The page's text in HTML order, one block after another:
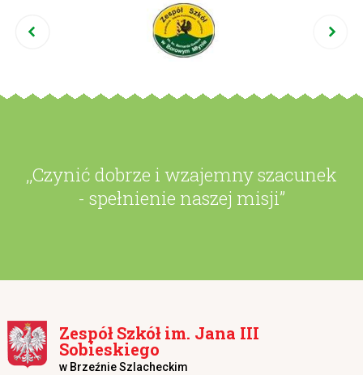
,,Czynić dobrze i wzajemny szacunek
- spełnienie naszej misji”
Zespół Szkół im. Jana III
Sobieskiego
w Brzeźnie Szlacheckim